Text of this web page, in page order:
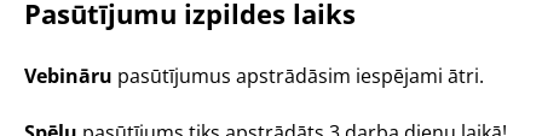
Pasūtījumu izpildes laiks
Vebināru pasūtījumus apstrādāsim iespējami ātri.